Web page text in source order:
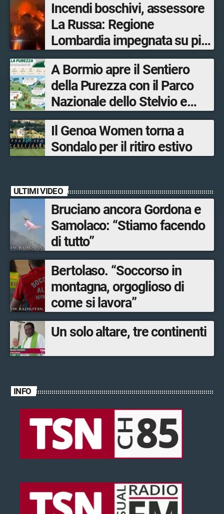
Incendi boschivi, assessore
La Russa: Regione
Lombardia impegnata su più
fronti, 48 volontari coinvolti
tra le province di Lecco,
Sondrio, Milano e Como
A Bormio apre il Sentiero
della Purezza con il Parco
Nazionale dello Stelvio e
Bormio Tourism
Il Genoa Women torna a
Sondalo per il ritiro estivo
ULTIMI VIDEO
Bruciano ancora Gordona e
Samolaco: “Stiamo facendo
di tutto”
Bertolaso. “Soccorso in
montagna, orgoglioso di
come si lavora”
Un solo altare, tre continenti
INFO